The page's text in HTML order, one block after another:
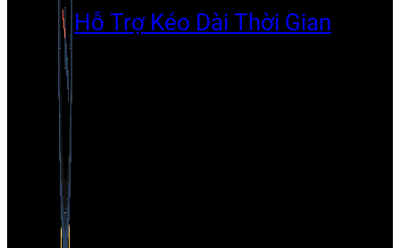
Hỗ Trợ Kéo Dài Thời Gian